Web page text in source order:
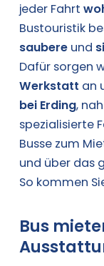
jeder Fahrt
Bustouristik
saubereund
Dafür sorgen
Werkstatt an
bei Erding,
spezialisierte
Busse zum
und über das
So kommen
Bus